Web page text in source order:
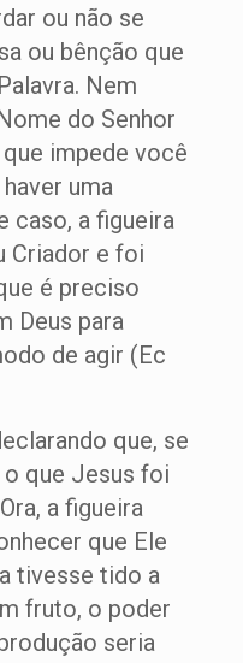
ou não se
ou bênção que
Nem
do Senhor
impede você
uma
caso, a figueira
Criador e foi
é preciso
Deus para
de agir (Ec
que, se
que Jesus foi
a figueira
que Ele
tivesse tido a
fruto, o poder
seria